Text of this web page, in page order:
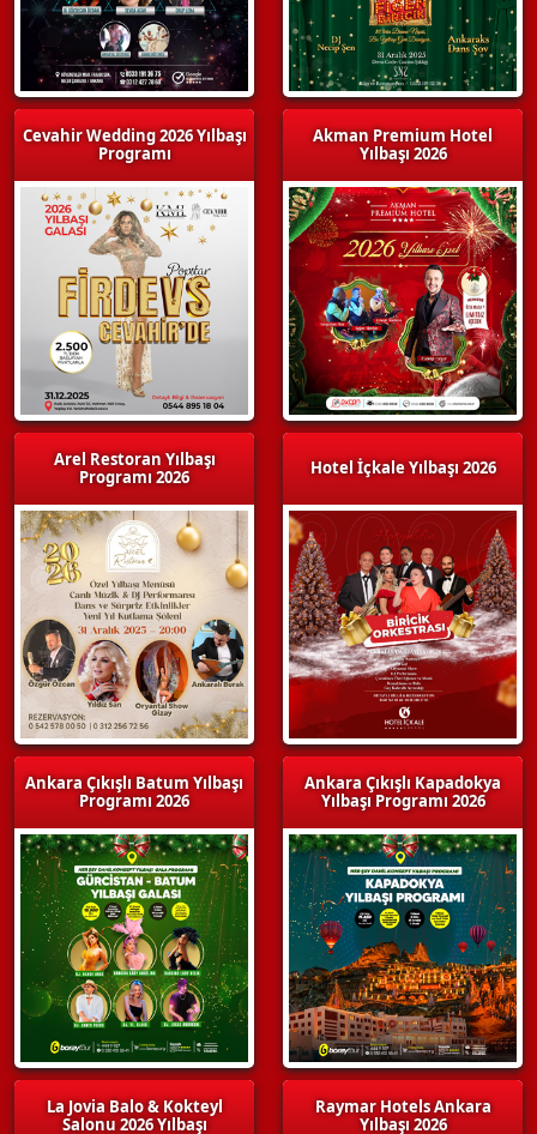
Cevahir Wedding 2026 Yılbaşı
Programı
Arel Restoran Yılbaşı
Programı 2026
Ankara Çıkışlı Batum Yılbaşı
Programı 2026
La Jovia Balo & Kokteyl
Salonu 2026 Yılbaşı
Akman Premium Hotel
Yılbaşı 2026
Hotel İçkale Yılbaşı 2026
Ankara Çıkışlı Kapadokya
Yılbaşı Programı 2026
Raymar Hotels Ankara
Yılbaşı 2026